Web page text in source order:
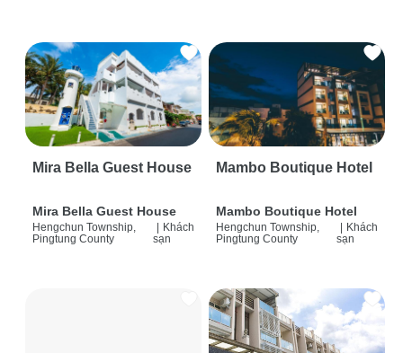
Mira Bella Guest House
Mira Bella Guest House
Hengchun Township,
Pingtung County
Khách
sạn
Mambo Boutique Hotel
Mambo Boutique Hotel
Hengchun Township,
Pingtung County
Khách
sạn